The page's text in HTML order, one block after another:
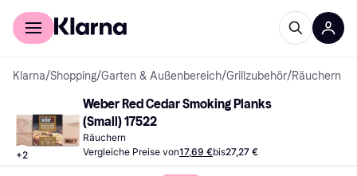
Für Shopper
Klarna/Shopping/Garten & Außenbereich/Grillzubehör/Räuchern
+2
Weber Red Cedar Smoking Planks
(Small) 17522
Räuchern
Vergleiche Preise von17,69 €bis27,27 €